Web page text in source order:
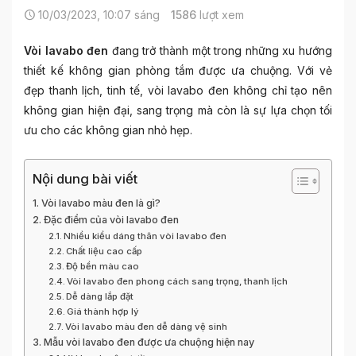
10/03/2023, 10:07 sáng 1586 lượt xem
Vòi lavabo đen đang trở thành một trong những xu hướng
thiết kế không gian phòng tắm được ưa chuộng. Với vẻ
đẹp thanh lịch, tinh tế, vòi lavabo đen không chỉ tạo nên
không gian hiện đại, sang trọng mà còn là sự lựa chọn tối
ưu cho các không gian nhỏ hẹp.
Nội dung bài viết
Vòi lavabo màu đen là gì?
Đặc điểm của vòi lavabo đen
Nhiều kiểu dáng thân vòi lavabo đen
Chất liệu cao cấp
Độ bền màu cao
Vòi lavabo đen phong cách sang trọng, thanh lịch
Dễ dàng lắp đặt
Giá thành hợp lý
Vòi lavabo màu đen dễ dàng vệ sinh
Mẫu vòi lavabo đen được ưa chuộng hiện nay